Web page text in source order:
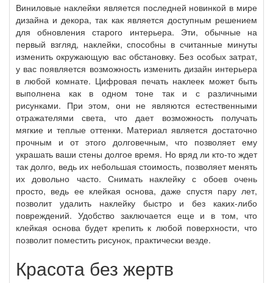
Виниловые наклейки является последней новинкой в мире
дизайна и декора, так как является доступным решением
для обновления старого интерьера. Эти, обычные на
первый взгляд, наклейки, способны в считанные минуты
изменить окружающую вас обстановку. Без особых затрат,
у вас появляется возможность изменить дизайн интерьера
в любой комнате. Цифровая печать наклеек может быть
выполнена как в одном тоне так и с различными
рисунками. При этом, они не являются естественными
отражателями света, что дает возможность получать
мягкие и теплые оттенки. Материал является достаточно
прочным и от этого долговечным, что позволяет ему
украшать ваши стены долгое время. Но вряд ли кто-то ждет
так долго, ведь их небольшая стоимость, позволяет менять
их довольно часто. Снимать наклейку с обоев очень
просто, ведь ее клейкая основа, даже спустя пару лет,
позволит удалить наклейку быстро и без каких-либо
повреждений. Удобство заключается еще и в том, что
клейкая основа будет крепить к любой поверхности, что
позволит поместить рисунок, практически везде.
Красота без жертв